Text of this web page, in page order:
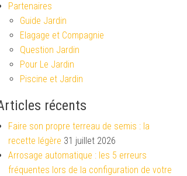
Partenaires
Guide Jardin
Elagage et Compagnie
Question Jardin
Pour Le Jardin
Piscine et Jardin
récents
Faire son propre terreau de semis : la
recette légère 31 juillet 2026
Arrosage automatique : les 5 erreurs
fréquentes lors de la configuration de votre